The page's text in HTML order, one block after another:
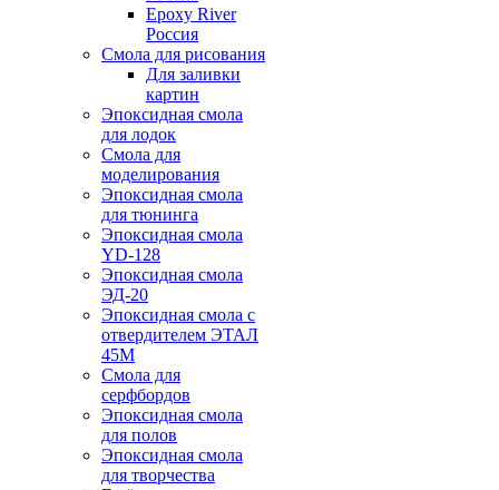
Epoxy River
Россия
Смола для рисования
Для заливки
картин
Эпоксидная смола
для лодок
Смола для
моделирования
Эпоксидная смола
для тюнинга
Эпоксидная смола
YD-128
Эпоксидная смола
ЭД-20
Эпоксидная смола с
отвердителем ЭТАЛ
45М
Смола для
серфбордов
Эпоксидная смола
для полов
Эпоксидная смола
для творчества